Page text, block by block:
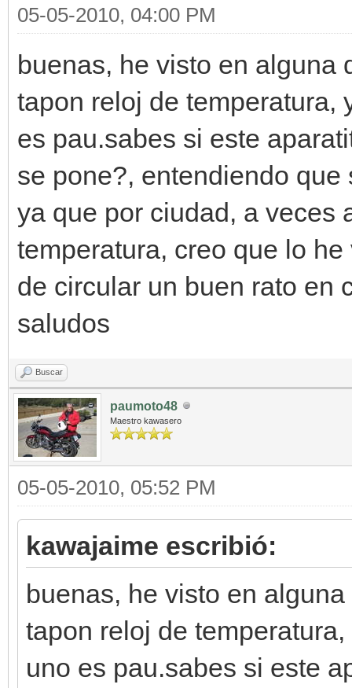
05-05-2010, 04:00 PM
buenas, he visto en alguna
tapon reloj de temperatura,
es pau.sabes si este
se pone?, entendiendo
ya que por ciudad, a veces
temperatura, creo que lo
de circular un buen rato en
saludos
Buscar
paumoto48
Maestro kawasero
05-05-2010, 05:52 PM
kawajaime escribió:
buenas, he visto en
tapon reloj de
uno es pau.sabes si este